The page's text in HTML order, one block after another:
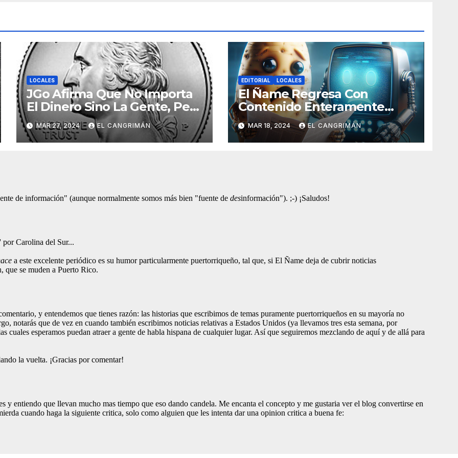
LOCALES
JGo Afirma Que No Importa
El Dinero Sino La Gente, Pero
Pregunta: «¿De Verdad No
Tendrán Una Pejetita?»
MAR 27, 2024 EL CANGRIMÁN
EDITORIAL LOCALES
El Ñame Regresa Con
Contenido Enteramente
Generado Por Inteligencia
Artificial
MAR 18, 2024 EL CANGRIMÁN